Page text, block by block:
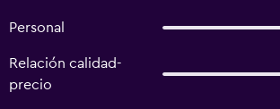
Personal
Relación calidad-
precio